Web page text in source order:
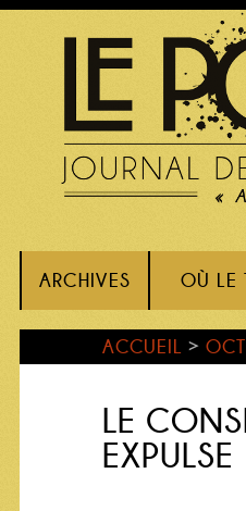
ARCHIVES OÙ LE
ACCUEIL >
LE
EXPULSE